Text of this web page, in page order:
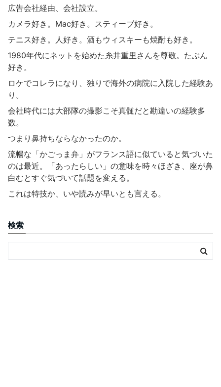
広告会社経由、会社設立。
カメラ好き。Mac好き。スティーブ好き。
テニス好き。人好き。酒もウィスキーも焼酎も好き。
1980年代にネットを始めた糸井重里さんを尊敬。たぶん
好き。
ロケでコレラになり、独りで海外の病院に入院した経験あ
り。
会社時代には大部隊の撮影こそ真髄だと勘違いの経験多
数。
つまり鼻持ちならなかったのか。
流暢な「かごっま弁」がフランス語に似ていると気づいた
のは最近。「あったらしい」の意味を時々ほざき、座が鼻
白むとすぐ気づいて話題を変える。
これは特技か、いや読みが早いとも言える。
検索